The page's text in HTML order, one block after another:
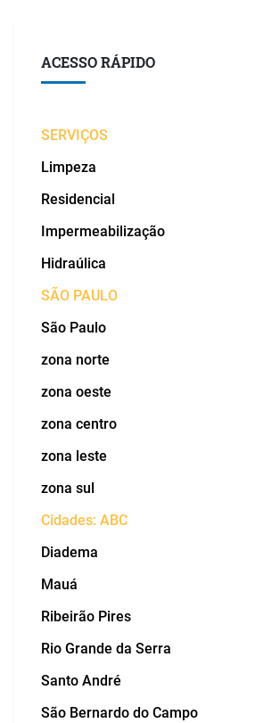
ACESSO RÁPIDO
SERVIÇOS
Limpeza
Residencial
Impermeabilização
Hidraúlica
SÃO PAULO
São Paulo
zona norte
zona oeste
zona centro
zona leste
zona sul
Cidades: ABC
Diadema
Mauá
Ribeirão Pires
Rio Grande da Serra
Santo André
São Bernardo do Campo